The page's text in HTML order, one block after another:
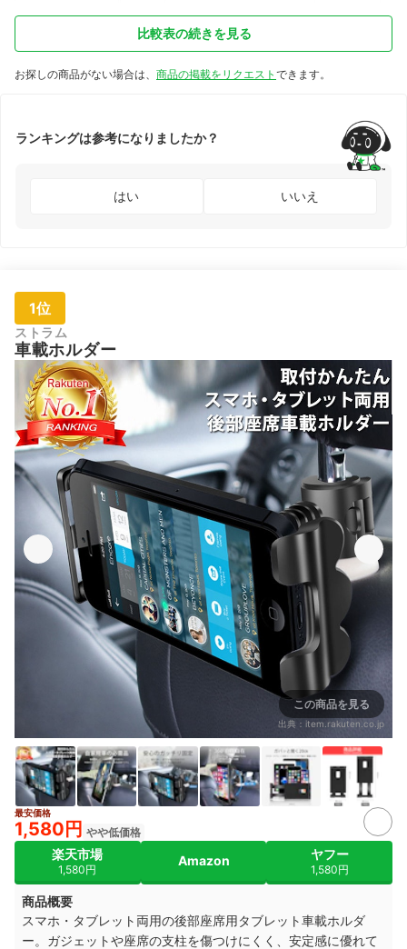
比較表の続きを見る
お探しの商品がない場合は、 商品の掲載をリクエスト できます。
ランキングは参考になりましたか？
はい いいえ
1位
ストラム
車載ホルダー
この商品を見る
出典： item.rakuten.co.jp
最安価格
1,580円 やや低価格
楽天市場
1,580円
Amazon ヤフー
1,580円
商品概要
スマホ・タブレット両用の後部座席用タブレット車載ホルダ
ー。ガジェットや座席の支柱を傷つけにくく、安定感に優れて